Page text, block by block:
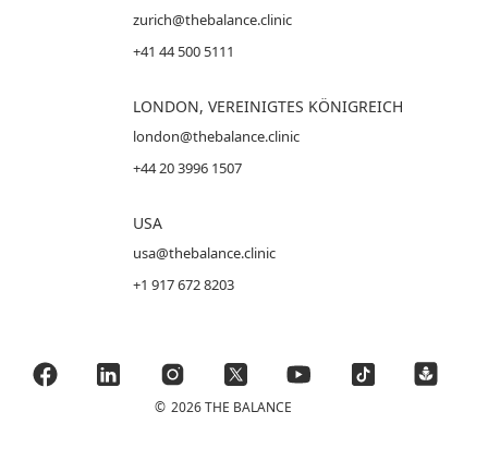
zurich@thebalance.clinic
+41 44 500 5111
LONDON, VEREINIGTES KÖNIGREICH
london@thebalance.clinic
+44 20 3996 1507
USA
usa@thebalance.clinic
+1 917 672 8203
© 2026 THE BALANCE